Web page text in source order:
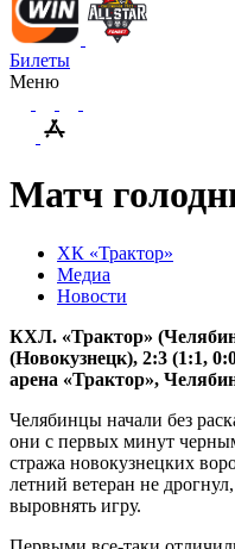
Билеты
Меню
Матч
ХК «Трактор»
Медиа
Новости
КХЛ. «Трактор»
(Новокузнецк), 2:3 (1:1,
арена «Трактор»,
Челябинцы начали без
они с первых минут
стража новокузнецких
летний ветеран не
выровнять игру.